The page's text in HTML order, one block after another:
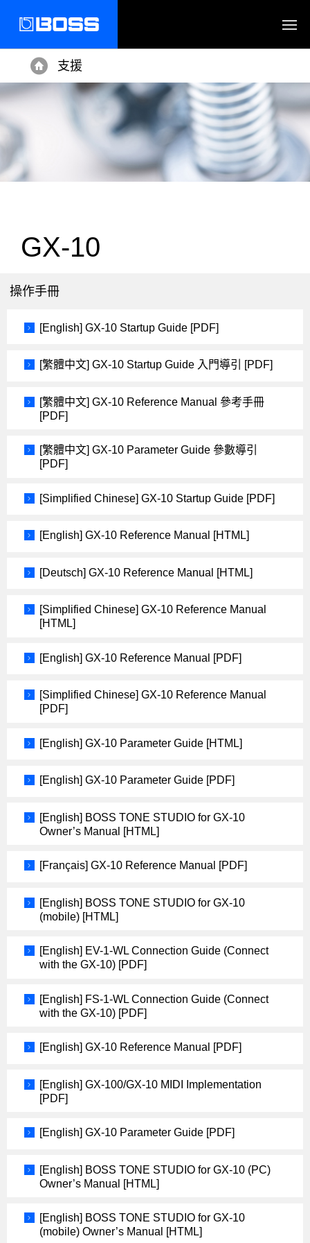
Home
支援
GX-10
操作手冊
[English] GX-10 Startup Guide [PDF]
[繁體中文] GX-10 Startup Guide 入門導引 [PDF]
[繁體中文] GX-10 Reference Manual 參考手冊
[PDF]
[繁體中文] GX-10 Parameter Guide 參數導引
[PDF]
[Simplified Chinese] GX-10 Startup Guide [PDF]
[English] GX-10 Reference Manual [HTML]
[Deutsch] GX-10 Reference Manual [HTML]
[Simplified Chinese] GX-10 Reference Manual
[HTML]
[English] GX-10 Reference Manual [PDF]
[Simplified Chinese] GX-10 Reference Manual
[PDF]
[English] GX-10 Parameter Guide [HTML]
[English] GX-10 Parameter Guide [PDF]
[English] BOSS TONE STUDIO for GX-10
Owner’s Manual [HTML]
[Français] GX-10 Reference Manual [PDF]
[English] BOSS TONE STUDIO for GX-10
(mobile) [HTML]
[English] EV-1-WL Connection Guide (Connect
with the GX-10) [PDF]
[English] FS-1-WL Connection Guide (Connect
with the GX-10) [PDF]
[English] GX-10 Reference Manual [PDF]
[English] GX-100/GX-10 MIDI Implementation
[PDF]
[English] GX-10 Parameter Guide [PDF]
[English] BOSS TONE STUDIO for GX-10 (PC)
Owner’s Manual [HTML]
[English] BOSS TONE STUDIO for GX-10
(mobile) Owner’s Manual [HTML]